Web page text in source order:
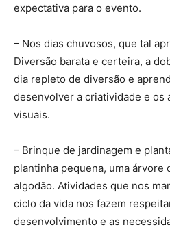
expectativa para o evento.
– Nos dias chuvosos, que tal
Diversão barata e certeira, a
dia repleto de diversão e
desenvolver a criatividade e os
visuais.
– Brinque de jardinagem e
plantinha pequena, uma árvore
algodão. Atividades que nos
ciclo da vida nos fazem
desenvolvimento e as